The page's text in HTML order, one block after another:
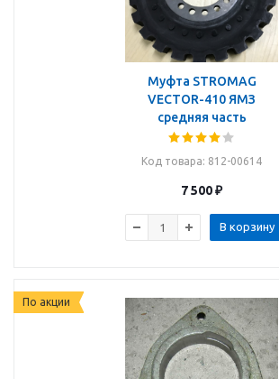
Муфта STROMAG
VECTOR-410 ЯМЗ
средняя часть
Код товара: 812-00614
7 500₽
В корзину
По акции